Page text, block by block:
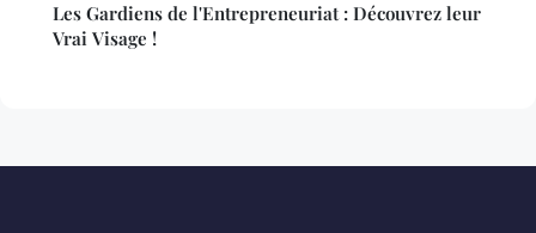
Les Gardiens de l'Entrepreneuriat : Découvrez leur
Vrai Visage !